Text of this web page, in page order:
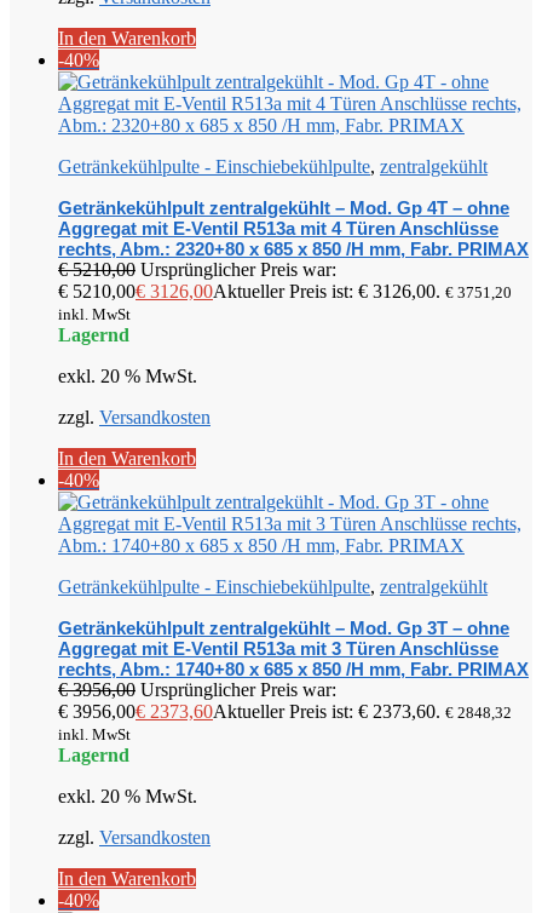
In den Warenkorb
-40%
Getränkekühlpulte - Einschiebekühlpulte, zentralgekühlt
Getränkekühlpult zentralgekühlt – Mod. Gp 4T – ohne
Aggregat mit E-Ventil R513a mit 4 Türen Anschlüsse
rechts, Abm.: 2320+80 x 685 x 850 /H mm, Fabr. PRIMAX
€5210,00 Ursprünglicher Preis war:
€ 5210,00€ 3126,00Aktueller Preis ist: € 3126,00. € 3751,20
inkl. MwSt
Lagernd
exkl. 20 % MwSt.
zzgl. Versandkosten
In den Warenkorb
-40%
Getränkekühlpulte - Einschiebekühlpulte, zentralgekühlt
Getränkekühlpult zentralgekühlt – Mod. Gp 3T – ohne
Aggregat mit E-Ventil R513a mit 3 Türen Anschlüsse
rechts, Abm.: 1740+80 x 685 x 850 /H mm, Fabr. PRIMAX
€3956,00 Ursprünglicher Preis war:
€ 3956,00€ 2373,60Aktueller Preis ist: € 2373,60. € 2848,32
inkl. MwSt
Lagernd
exkl. 20 % MwSt.
zzgl. Versandkosten
In den Warenkorb
-40%